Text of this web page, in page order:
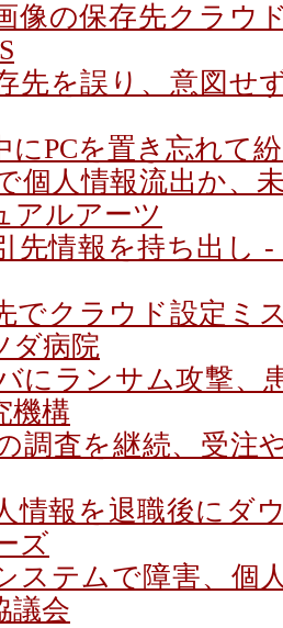
像の保存先クラウ
先を誤り、意図せ
にPCを置き忘れて
個人情報流出か、
アルアーツ
先情報を持ち出し
でクラウド設定ミ
ダ病院
にランサム攻撃、
機構
調査を継続、受注
情報を退職後にダ
ズ
ステムで障害、個
議会